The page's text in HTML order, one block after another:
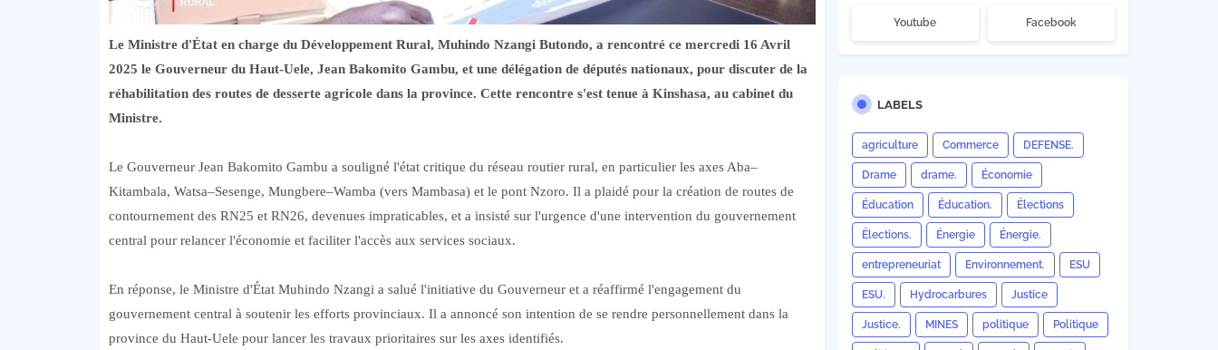
Le Ministre d'État en charge du Développement Rural, Muhindo Nzangi Butondo, a rencontré ce mercredi 16 Avril
2025 le Gouverneur du Haut-Uele, Jean Bakomito Gambu, et une délégation de députés nationaux, pour discuter de la
réhabilitation des routes de desserte agricole dans la province. Cette rencontre s'est tenue à Kinshasa, au cabinet du
Ministre.
Le Gouverneur Jean Bakomito Gambu a souligné l'état critique du réseau routier rural, en particulier les axes Aba–
Kitambala, Watsa–Sesenge, Mungbere–Wamba (vers Mambasa) et le pont Nzoro. Il a plaidé pour la création de routes de
contournement des RN25 et RN26, devenues impraticables, et a insisté sur l'urgence d'une intervention du gouvernement
central pour relancer l'économie et faciliter l'accès aux services sociaux.
En réponse, le Ministre d'État Muhindo Nzangi a salué l'initiative du Gouverneur et a réaffirmé l'engagement du
gouvernement central à soutenir les efforts provinciaux. Il a annoncé son intention de se rendre personnellement dans la
province du Haut-Uele pour lancer les travaux prioritaires sur les axes identifiés.
Youtube Facebook
LABELS
agriculture Commerce DEFENSE.
Drame drame. Économie
Éducation Éducation. Élections
Élections. Énergie Énergie.
entrepreneuriat Environnement. ESU
ESU. Hydrocarbures Justice
Justice. MINES politique Politique